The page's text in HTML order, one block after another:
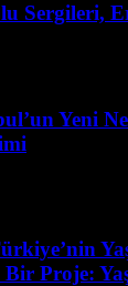
Sergileri,
Yeni
Proje: